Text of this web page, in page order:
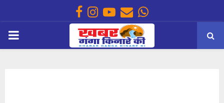
Facebook
Instagram
Youtube
EmailWhatsapp
PRIMARY